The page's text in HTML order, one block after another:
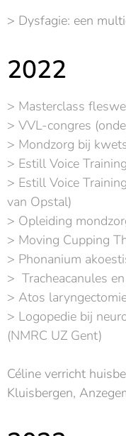
> Dysfagie: een
2022
> Masterclass
> VVL-congres
> Mondzorg bij
> Estill Voice
> Estill Voice
van Opstal)
> Opleiding
> Moving Cupping
> Phonanium
> Tracheacanules
> Atos
> Logopedie bij
(NMRC UZ Gent)
Céline verricht
Kluisbergen,